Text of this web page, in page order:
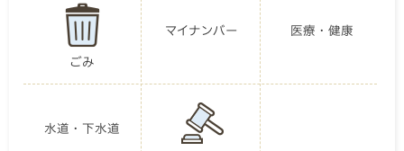
ごみ
マイナンバー 医療・健康
水道・下水道